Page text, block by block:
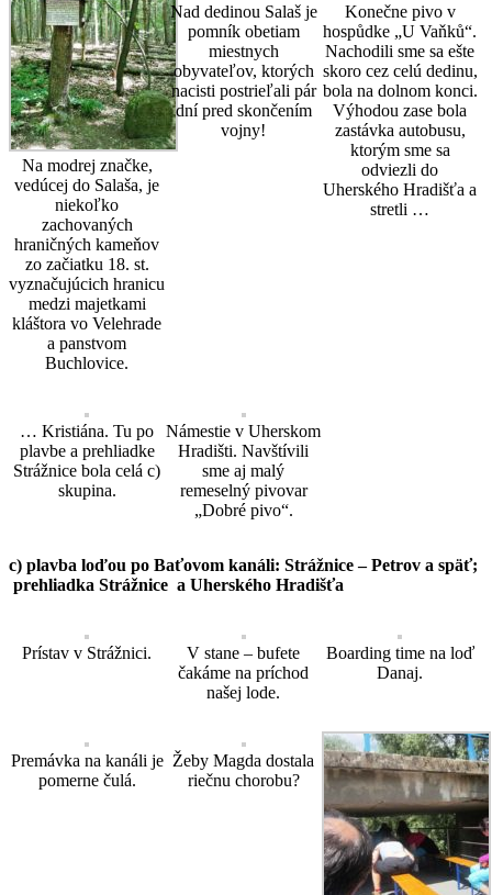
Na modrej značke,
vedúcej do Salaša, je
niekoľko
zachovaných
hraničných kameňov
zo začiatku 18. st.
vyznačujúcich hranicu
medzi majetkami
kláštora vo Velehrade
a panstvom
Buchlovice.
Nad dedinou Salaš je
pomník obetiam
miestnych
obyvateľov, ktorých
nacisti postrieľali pár
dní pred skončením
vojny!
Konečne pivo v
hospůdke „U Vaňků“.
Nachodili sme sa ešte
skoro cez celú dedinu,
bola na dolnom konci.
Výhodou zase bola
zastávka autobusu,
ktorým sme sa
odviezli do
Uherského Hradišťa a
stretli …
… Kristiána. Tu po
plavbe a prehliadke
Strážnice bola celá c)
skupina.
Námestie v Uherskom
Hradišti. Navštívili
sme aj malý
remeselný pivovar
„Dobré pivo“.
c) plavba loďou po Baťovom kanáli: Strážnice – Petrov a späť;
prehliadka Strážnice a Uherského Hradišťa
Prístav v Strážnici.
V stane – bufete
čakáme na príchod
našej lode.
Boarding time na loď
Danaj.
Premávka na kanáli je
pomerne čulá.
Žeby Magda dostala
riečnu chorobu?